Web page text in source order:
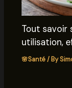
Tout savoir
utilisation,
🌸Santé/ By